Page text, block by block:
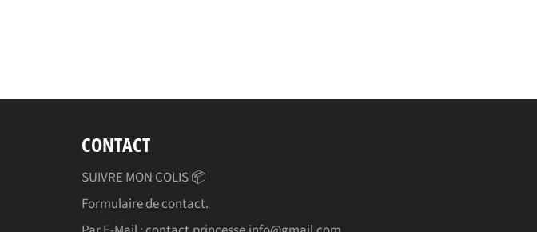
CONTACT
SUIVRE MON COLIS 📦
Formulaire de contact.